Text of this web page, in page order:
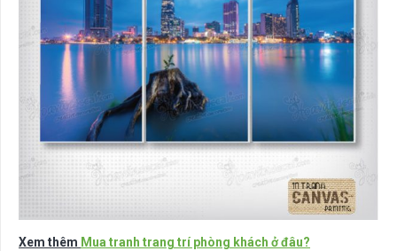
Xem thêm Mua tranh trang trí phòng khách ở đâu?